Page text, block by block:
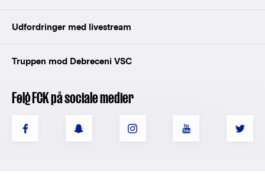
Udfordringer med livestream
Truppen mod Debreceni VSC
Følg FCK på sociale medier